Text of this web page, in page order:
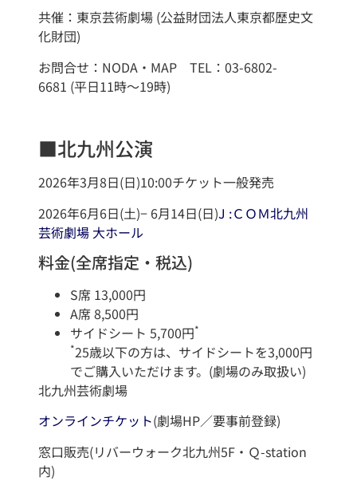
共催：東京芸術劇場 (公益財団法人東京都歴史文
化財団)
お問合せ：NODA・MAP TEL：03-6802-
6681 (平日11時～19時)
■北九州公演
2026年3月8日(日)10:00チケット一般発売
2026年6月6日(土)− 6月14日(日)J :ＣＯＭ北九州
芸術劇場 大ホール
料金(全席指定・税込)
S席 13,000円
A席 8,500円
サイドシート 5,700円*
*25歳以下の方は、サイドシートを3,000円
でご購入いただけます。(劇場のみ取扱い)
北九州芸術劇場
オンラインチケット(劇場HP／要事前登録)
窓口販売(リバーウォーク北九州5F・Ｑ-station
内)